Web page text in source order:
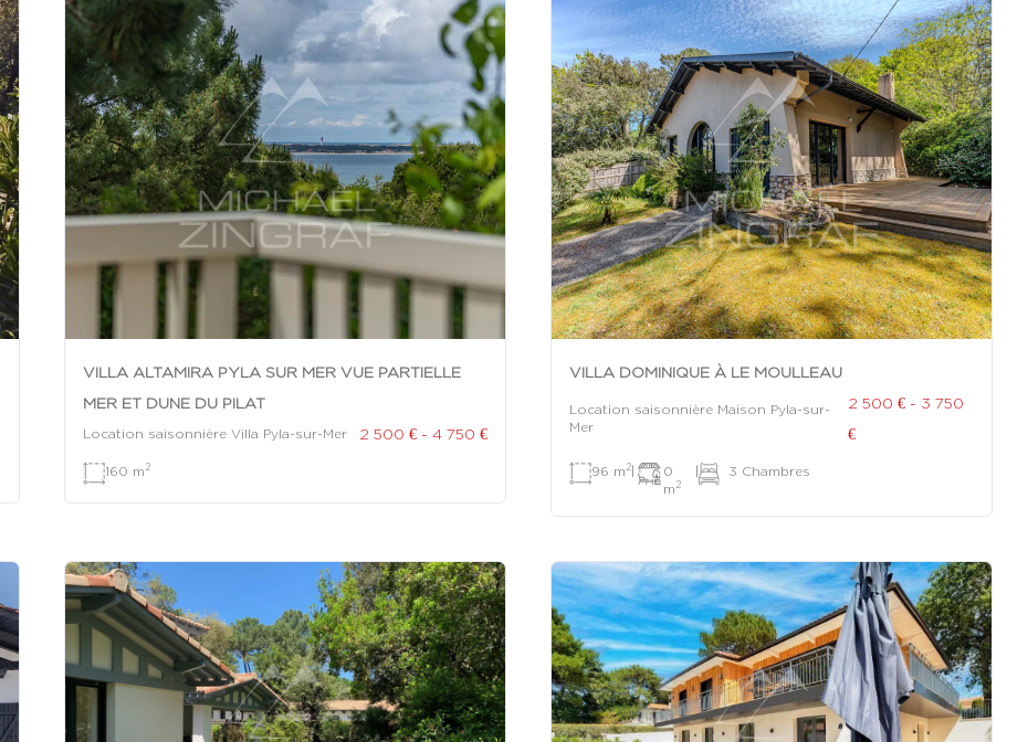
VILLA ALTAMIRA PYLA SUR MER VUE PARTIELLE
MER ET DUNE DU PILAT
Location saisonnière Villa Pyla-sur-Mer 2 500 € - 4 750 €
160 m 2
VILLA DOMINIQUE À LE MOULLEAU
Location saisonnière Maison Pyla-sur-
Mer
2 500 € - 3 750
€
96 m 2|
0
m 2
| 3 Chambres